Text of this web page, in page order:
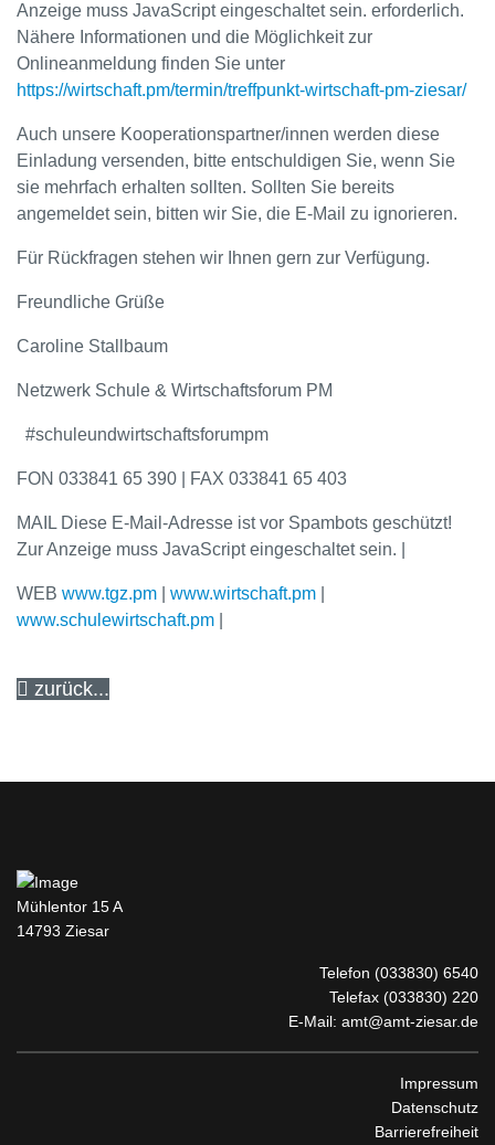
Anzeige muss JavaScript eingeschaltet sein. erforderlich.
Nähere Informationen und die Möglichkeit zur
Onlineanmeldung finden Sie unter
https://wirtschaft.pm/termin/treffpunkt-wirtschaft-pm-ziesar/
Auch unsere Kooperationspartner/innen werden diese
Einladung versenden, bitte entschuldigen Sie, wenn Sie
sie mehrfach erhalten sollten. Sollten Sie bereits
angemeldet sein, bitten wir Sie, die E-Mail zu ignorieren.
Für Rückfragen stehen wir Ihnen gern zur Verfügung.
Freundliche Grüße
Caroline Stallbaum
Netzwerk Schule & Wirtschaftsforum PM
#schuleundwirtschaftsforumpm
FON 033841 65 390 | FAX 033841 65 403
MAIL Diese E-Mail-Adresse ist vor Spambots geschützt!
Zur Anzeige muss JavaScript eingeschaltet sein.
WEB www.tgz.pm www.wirtschaft.pm
www.schulewirtschaft.pm
zurück...
Mühlentor 15 A
14793 Ziesar
Telefon (033830) 6540
Telefax (033830) 220
E-Mail: amt@amt-ziesar.de
Impressum
Datenschutz
Barrierefreiheit